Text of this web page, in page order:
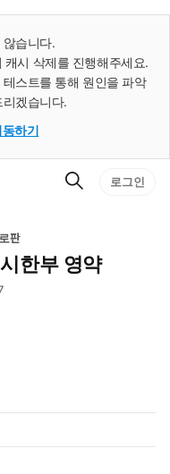
습니다.
시 삭제를 진행해주세요.
스트를 통해 원인을 파악
겠습니다.
하기
검
로그인
판
한부 영약